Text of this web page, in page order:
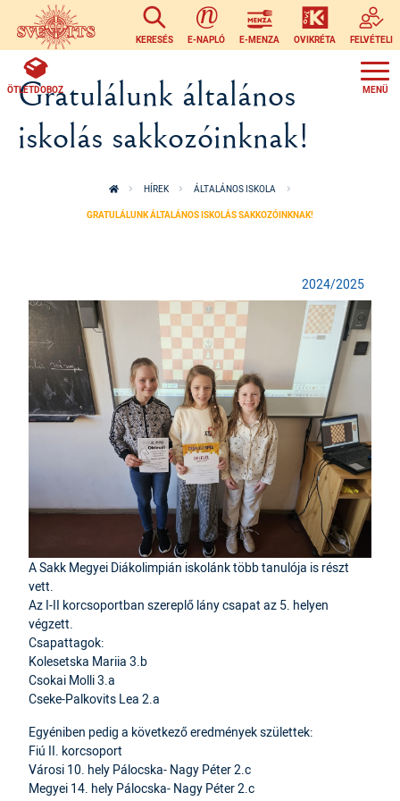
Ugrás a tartalomra
KERESÉS E-NAPLÓ E-MENZA OVIKRÉTA FELVÉTELI
ÖTLETDOBOZ
Gratulálunk általános
iskolás sakkozóinknak!
HÍREK ÁLTALÁNOS ISKOLA
GRATULÁLUNK ÁLTALÁNOS ISKOLÁS SAKKOZÓINKNAK!
2024/2025
A Sakk Megyei Diákolimpián iskolánk több tanulója is részt
vett.
Az I-II korcsoportban szereplő lány csapat az 5. helyen
végzett.
Csapattagok:
Kolesetska Mariia 3.b
Csokai Molli 3.a
Cseke-Palkovits Lea 2.a
Egyéniben pedig a következő eredmények születtek:
Fiú II. korcsoport
Városi 10. hely Pálocska- Nagy Péter 2.c
Megyei 14. hely Pálocska- Nagy Péter 2.c